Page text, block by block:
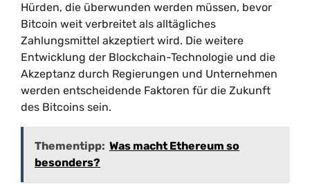
Hürden, die überwunden werden müssen, bevor
Bitcoin weit verbreitet als alltägliches
Zahlungsmittel akzeptiert wird. Die weitere
Entwicklung der Blockchain-Technologie und die
Akzeptanz durch Regierungen und Unternehmen
werden entscheidende Faktoren für die Zukunft
des Bitcoins sein.
Thementipp: Was macht Ethereum so
besonders?